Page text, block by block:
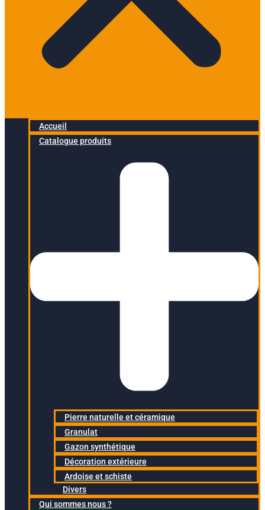
Accueil
Catalogue produits
Pierre naturelle et céramique
Granulat
Gazon synthétique
Décoration extérieure
Ardoise et schiste
Divers
Qui sommes nous ?